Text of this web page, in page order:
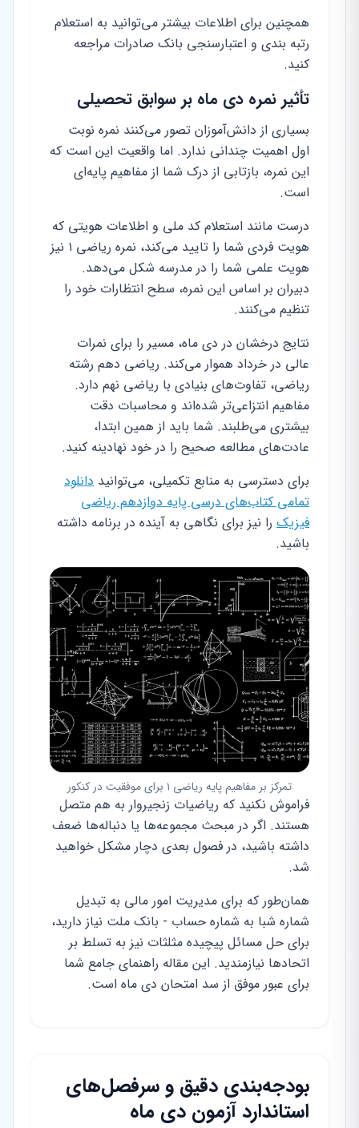
همچنین برای اطلاعات بیشتر می‌توانید به استعلام
رتبه بندی و اعتبارسنجی بانک صادرات مراجعه
کنید.
تأثیر نمره دی ماه بر سوابق تحصیلی
بسیاری از دانش‌آموزان تصور می‌کنند نمره نوبت
اول اهمیت چندانی ندارد. اما واقعیت این است که
این نمره، بازتابی از درک شما از مفاهیم پایه‌ای
است.
درست مانند استعلام کد ملی و اطلاعات هویتی که
هویت فردی شما را تایید می‌کند، نمره ریاضی ۱ نیز
هویت علمی شما را در مدرسه شکل می‌دهد.
دبیران بر اساس این نمره، سطح انتظارات خود را
تنظیم می‌کنند.
نتایج درخشان در دی ماه، مسیر را برای نمرات
عالی در خرداد هموار می‌کند. ریاضی دهم رشته
ریاضی، تفاوت‌های بنیادی با ریاضی نهم دارد.
مفاهیم انتزاعی‌تر شده‌اند و محاسبات دقت
بیشتری می‌طلبند. شما باید از همین ابتدا،
عادت‌های مطالعه صحیح را در خود نهادینه کنید.
برای دسترسی به منابع تکمیلی، می‌توانید دانلود
تمامی کتاب‌های درسی پایه دوازدهم ریاضی
فیزیک را نیز برای نگاهی به آینده در برنامه داشته
باشید.
تمرکز بر مفاهیم پایه ریاضی ۱ برای موفقیت در کنکور
فراموش نکنید که ریاضیات زنجیروار به هم متصل
هستند. اگر در مبحث مجموعه‌ها یا دنباله‌ها ضعف
داشته باشید، در فصول بعدی دچار مشکل خواهید
شد.
همان‌طور که برای مدیریت امور مالی به تبدیل
شماره شبا به شماره حساب - بانک ملت نیاز دارید،
برای حل مسائل پیچیده مثلثات نیز به تسلط بر
اتحادها نیازمندید. این مقاله راهنمای جامع شما
برای عبور موفق از سد امتحان دی ماه است.
بودجه‌بندی دقیق و سرفصل‌های
استاندارد آزمون دی ماه